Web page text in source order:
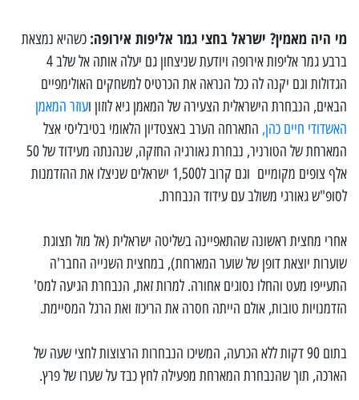
מי היה מאמין? ישראל בחצי גמר אליפות אירופה: כשהיא נמצאת
ברבע גמר אליפות אירופה ויודעת שניצחון גם יעלה אותה אל שלב 4
הגדולות וגם יקנה לה ככל הנראה את הכרטיס למשחקים האולימפיים
הבאים, הנבחרת הישראלית הצעירה של המאמן גיא לוזון ועוזר המאמן
האשדודי חיים כהן, התארחה הערב באצטדיון הלאומי בטיבליסי אצל
המארחת של הטורניר, נבחרת גאורגיה החזקה, שנהנתה מעידוד של 50
אלף צופים מקומיים וגם קרוב ל1,500 ישראלים שניצלו את ההזדמנות
לסופ"ש גאורגי משולב עם עידוד הנבחרת.
אחרי מחצית ראשונה שהתאפיינה בשליטה ישראלית (אל מול תצוגת
שוערות יוצאת דופן של שוער המארחת), במחצית השנייה החבר'ה
התעייפו מעט והחלו נסוגים אחורה. למרות זאת, הנבחרת הגיעה למס'
הזדמנויות טובות, אולם הייתה חסרה את הריכוז ואת הרגל המסיימת.
בתום 90 דקות ללא הכרעה, המשיכו הנבחרות הרצוצות לחצי שעה של
הארכה, תוך שהנבחרת המארחת מפעילה לחץ כבד על שערו של פרץ.